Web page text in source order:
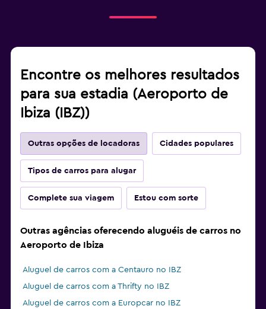
Encontre os melhores resultados
para sua estadia (Aeroporto de
Ibiza (IBZ))
Outras opções de locadoras Cidades populares
Tipos de carros para alugar
Complete sua viagem Estou com sorte
Outras agências oferecendo aluguéis de carros no
Aeroporto de Ibiza
Aluguel de carros com a Centauro no IBZ
Aluguel de carros com a Thrifty no IBZ
Aluguel de carros com a Europcar no IBZ